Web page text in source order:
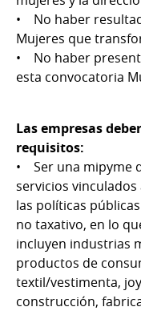
• No haber
Mujeres que
• No haber
esta convocatoria
Las empresas
requisitos:
• Ser una mipyme
servicios
las políticas
no taxativo, en lo
incluyen industrias
productos de
textil/vestimenta,
construcción,